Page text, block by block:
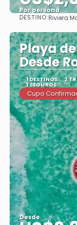
Por persona
DESTINO:Riviera
Playa
Desde
1 DESTINOS 2
1 SEGUROS
Cupo
Desde